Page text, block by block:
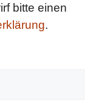
bitte einen
.